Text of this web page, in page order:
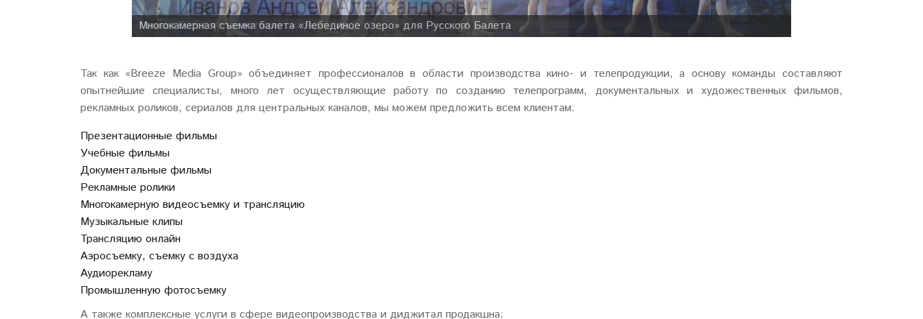
Многокамерная съемка балета «Лебединое озеро» для Русского Балета
Личная бизнес-презентация эксперта
Так как «Breeze Media Group» объединяет профессионалов в области производства кино- и телепродукции, а основу команды составляют
опытнейшие специалисты, много лет осуществляющие работу по созданию телепрограмм, документальных и художественных фильмов,
рекламных роликов, сериалов для центральных каналов, мы можем предложить всем клиентам:
Презентационные фильмы
Учебные фильмы
Документальные фильмы
Рекламные ролики
Многокамерную видеосъемку и трансляцию
Музыкальные клипы
Трансляцию онлайн
Аэросъемку, съемку с воздуха
Аудиорекламу
Промышленную фотосъемку
А также комплексные услуги в сфере видеопроизводства и диджитал продакшна: